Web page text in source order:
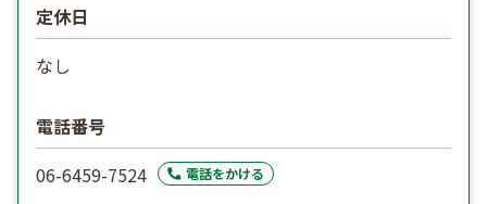
定休日
なし
電話番号
06-6459-7524
電話をかける